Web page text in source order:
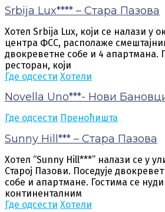
Srbija Lux**** – Стара Пазова
Хотел Srbija Lux, који се налази у
центра ФСС, располаже
двокреветне собе и 4 апартмана.
ресторан, који
Где одсести Хотели
Novella Uno***- Нови
Где одсести Преноћишта
Sunny Hill*** – Стара Пазова
Хотел “Sunny Hill***” налази се у
Старој Пазови. Поседује
собе и апартмане. Гостима се
континенталним
Где одсести Хотели